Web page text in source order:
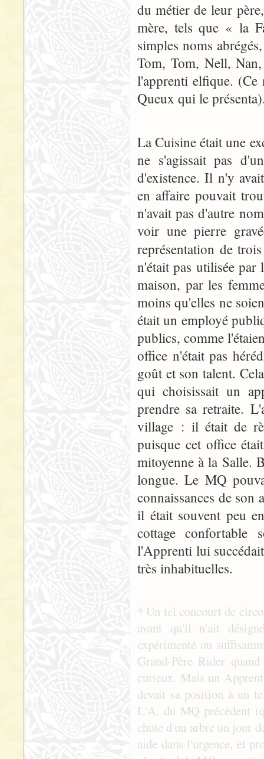
du métier de leur
mère, tels que « la
simples noms
Tom, Tom, Nell,
l'apprenti elfique.
Queux qui le
La Cuisine était une
ne s'agissait pas
d'existence. Il n'y
en affaire pouvait
n'avait pas d'autre
voir une pierre
représentation de
n'était pas utilisée
maison, par les
moins qu'elles ne
était un employé
publics, comme
office n'était pas
goût et son talent.
qui choisissait un
prendre sa retraite.
village : il était de
puisque cet office
mitoyenne à la Salle.
longue. Le MQ
connaissances de
il était souvent peu
cottage confortable
l'Apprenti lui
très inhabituelles.
* Un tel concourt de
avant qu'il n'ait
expérimenté ou
Grand-Père Rider
curieux. Mais un
devait sa position à un
L'A. du MQ précédent
chute d'un arbre un jour
aide dans l'urgence, et